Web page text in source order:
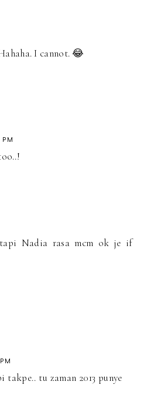
I cannot. 😂
Nadia rasa mcm ok je if
takpe.. tu zaman 2013 punye